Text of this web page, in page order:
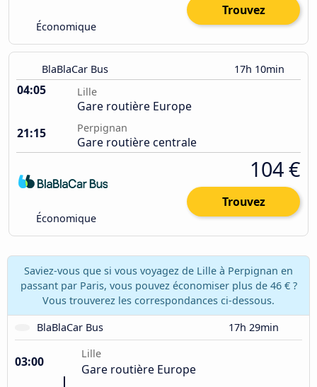
Économique
Trouvez
BlaBlaCar Bus 17h 10min
04:05 Lille
Gare routière Europe
21:15
Perpignan
Gare routière centrale
Économique
104 €
Trouvez
Saviez-vous que si vous voyagez de Lille à Perpignan en
passant par Paris, vous pouvez économiser plus de 46 € ?
Vous trouverez les correspondances ci-dessous.
BlaBlaCar Bus
17h 29min
03:00
Lille
Gare routière Europe